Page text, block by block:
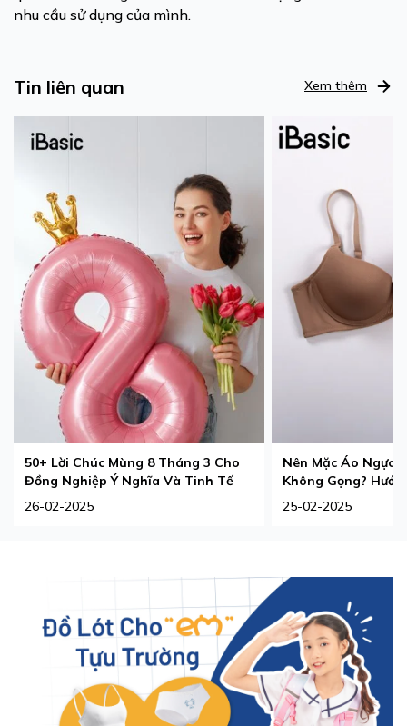
nhu cầu sử dụng của mình.
Tin liên quan Xem thêm
50+ Lời Chúc Mùng 8 Tháng 3 Cho
Đồng Nghiệp Ý Nghĩa Và Tinh Tế
26-02-2025
Nên Mặc Áo Ngực
Không Gọng?
Phù Hợp Nhất
25-02-2025